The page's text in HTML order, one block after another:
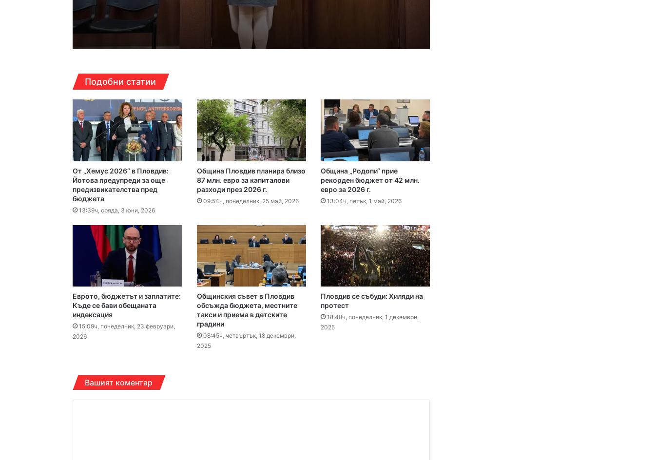
17:14ч, петък, 7 август, 2026
Кошмарът на една майка в съда
16:38ч, петък, 7 август, 2026
Над 5 кг наркотици иззети в Пловдивско за месец
16:16ч, петък, 7 август, 2026
Какво да правим в Пловдив (07.08– 13.08)
16:10ч, петък, 7 август, 2026
Етикетите в магазините остават само в евро
16:00ч, петък, 7 август, 2026
Специален гост от Бразилия посети пловдивските пожарникари
15:43ч, петък, 7 август, 2026
„Взели са му 30-те евро, да си хапнат дюнери“. Смразяващи детайли от екзекуцията на Младежкия хълм
14:38ч, петък, 7 август, 2026
Подобни статии
От „Хемус 2026“ в Пловдив:
Йотова предупреди за още
предизвикателства пред
бюджета
13:39ч, сряда, 3 юни, 2026
Община Пловдив планира близо
87 млн. евро за капиталови
разходи през 2026 г.
09:54ч, понеделник, 25 май, 2026
Община „Родопи“ прие
рекорден бюджет от 42 млн.
евро за 2026 г.
13:04ч, петък, 1 май, 2026
Еврото, бюджетът и заплатите:
Къде се бави обещаната
индексация
15:09ч, понеделник, 23 февруари,
2026
Общинския съвет в Пловдив
обсъжда бюджета, местните
такси и приема в детските
градини
08:45ч, четвъртък, 18 декември,
2025
Пловдив се събуди: Хиляди на
протест
18:48ч, понеделник, 1 декември,
2025
Вашият коментар